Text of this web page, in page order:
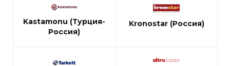
Kastamonu (Турция-
Россия)
Kronostar (Россия)